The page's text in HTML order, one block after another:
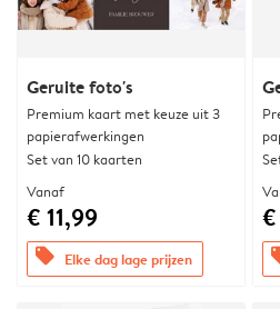
Geruite foto's
Premium kaart met keuze uit 3
papierafwerkingen
Set van 10 kaarten
Vanaf
€ 11,99
offers Elke dag lage prijzen
€